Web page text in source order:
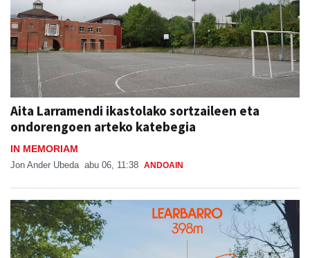
Aita Larramendi ikastolako sortzaileen eta
ondorengoen arteko katebegia
IN MEMORIAM
Jon Ander Ubeda abu 06, 11:38 ANDOAIN